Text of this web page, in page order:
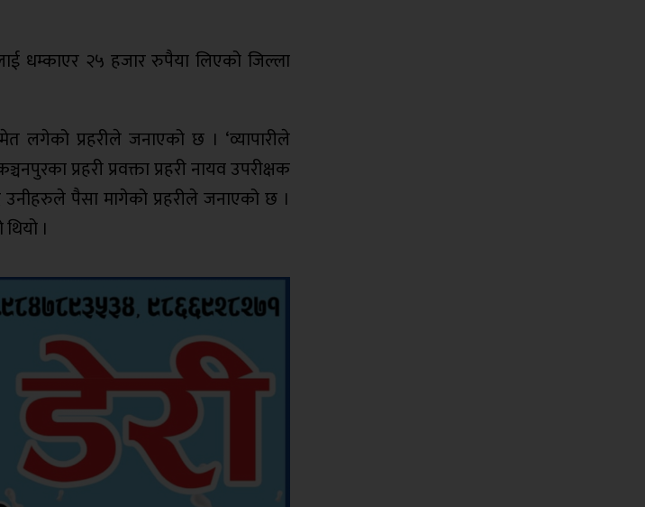
धम्काएर २५ हजार रुपैया लिएको जिल्ला
लगेको प्रहरीले जनाएको छ । ‘व्यापारीले
प्रहरी प्रवक्ता प्रहरी नायव उपरीक्षक
पैसा मागेको प्रहरीले जनाएको छ ।
।